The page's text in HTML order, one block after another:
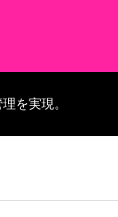
を実現。